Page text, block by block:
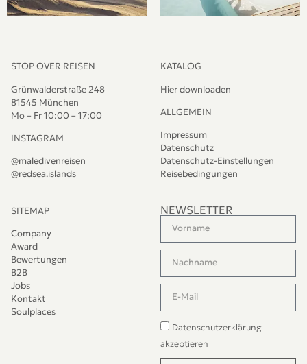
STOP OVER REISEN
Grünwalderstraße 248
81545 München
Mo – Fr 10:00 – 17:00
INSTAGRAM
@maledivenreisen
@redsea.islands
KATALOG
Hier downloaden
ALLGEMEIN
Impressum
Datenschutz
Datenschutz-Einstellungen
Reisebedingungen
SITEMAP
Company
Award
Bewertungen
B2B
Jobs
Kontakt
Soulplaces
NEWSLETTER
Datenschutzerklärung
akzeptieren